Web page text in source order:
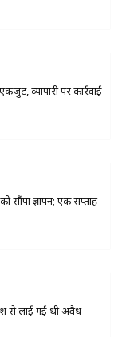
व्यापारी पर कार्रवाई
सौंपा ज्ञापन; एक सप्ताह
से लाई गई थी अवैध